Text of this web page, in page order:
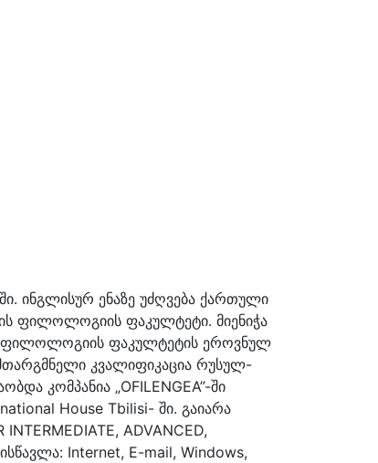
ინგლისურ ენაზე უძღვება ქართული
ფილოლოგიის ფაკულტეტი. მიენიჭა
ფილოლოგიის ფაკულტეტის ეროვნულ
კვალიფიკაცია რუსულ-
კომპანია „OFILENGEA”-ში
House Tbilisi- ში. გაიარა
ADVANCED,
Internet, E-mail, Windows,